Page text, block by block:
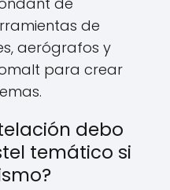
de
aerógrafos y
para crear
debo
temático si